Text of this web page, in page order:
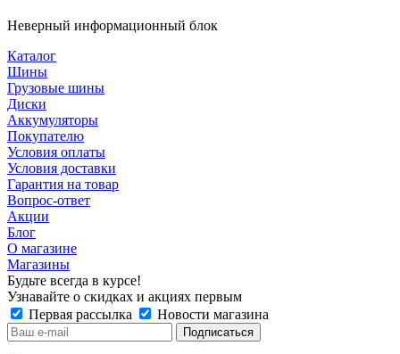
Неверный информационный блок
Каталог
Шины
Грузовые шины
Диски
Аккумуляторы
Покупателю
Условия оплаты
Условия доставки
Гарантия на товар
Вопрос-ответ
Акции
Блог
О магазине
Магазины
Будьте всегда в курсе!
Узнавайте о скидках и акциях первым
Первая рассылка
Новости магазина